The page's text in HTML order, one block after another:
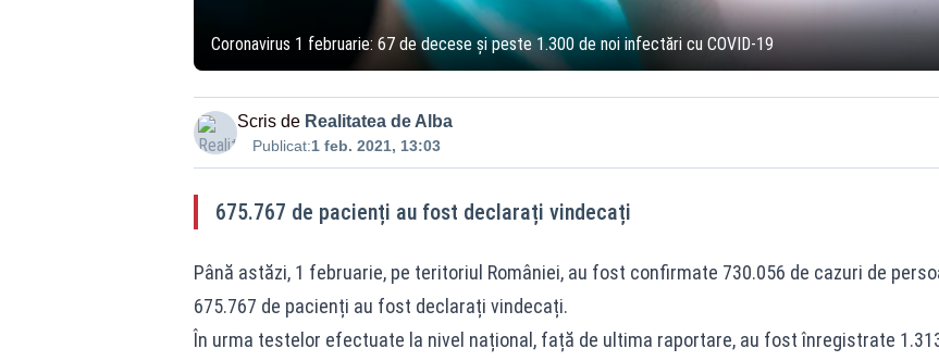
Coronavirus 1 februarie: 67 de decese şi peste 1.300 de noi infectări cu COVID-19
Scris de Realitatea de Alba
Publicat:1 feb. 2021, 13:03
675.767 de pacienți au fost declarați vindecați
Până astăzi, 1 februarie, pe teritoriul României, au fost confirmate 730.056 de cazuri de
675.767 de pacienți au fost declarați vindecați.
În urma testelor efectuate la nivel național, față de ultima raportare, au fost înregistrate